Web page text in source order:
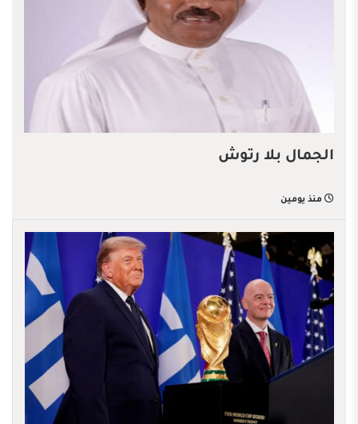
الجمال بلا رتوش
منذ يومين